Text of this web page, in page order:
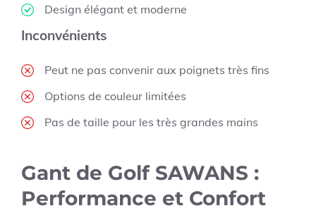
Design élégant et moderne
Inconvénients
Peut ne pas convenir aux poignets très fins
Options de couleur limitées
Pas de taille pour les très grandes mains
Gant de Golf SAWANS :
Performance et Confort